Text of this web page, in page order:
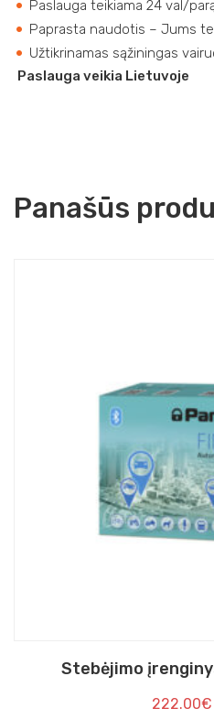
Paslauga teikiama 24 val/
Paprasta naudotis – Jums
Užtikrinamas sąžiningas
Paslauga veikia Lietuvoje
Panašūs
Stebėjimo
222.00€